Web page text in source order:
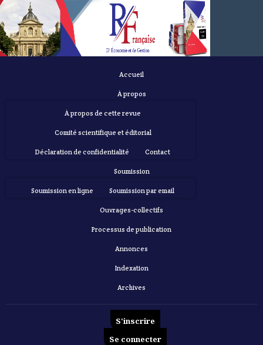
Accueil
À propos
À propos de cette revue
Comité scientifique et éditorial
Déclaration de confidentialité Contact
Soumission
Soumission en ligne Soumission par email
Ouvrages-collectifs
Processus de publication
Annonces
Indexation
Archives
S'inscrire
Se connecter